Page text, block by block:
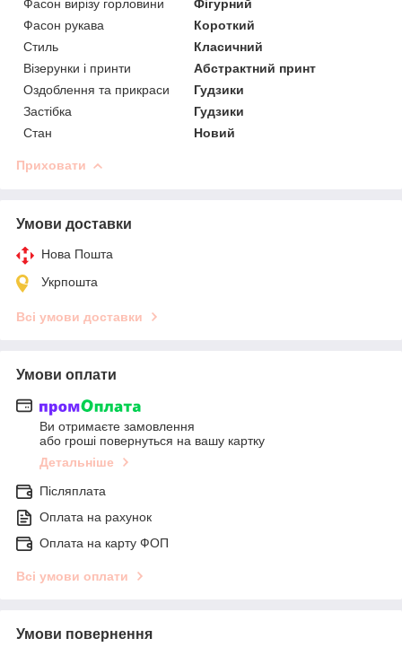
Фасон вирізу горловини
Фігурний
Фасон рукава
Короткий
Стиль
Класичний
Візерунки і принти
Абстрактний принт
Оздоблення та прикраси
Гудзики
Застібка
Гудзики
Стан
Новий
Приховати
Умови доставки
Нова Пошта
Укрпошта
Всі умови доставки
Умови оплати
Ви отримаєте замовлення
або гроші повернуться на вашу картку
Детальніше
Післяплата
Оплата на рахунок
Оплата на карту ФОП
Всі умови оплати
Умови повернення